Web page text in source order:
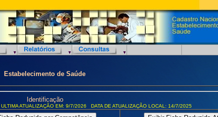
Estabelecimento de Saúde
Identificação
ULTIMA ATUALIZAÇÃO EM: 9/7/2026 DATA DE ATUALIZAÇÃO LOCAL: 14/7/2025